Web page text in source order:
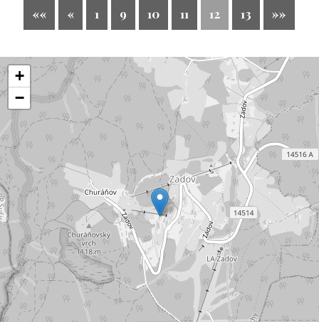
«« « 1 9 10 11 12 13 »»
+
−